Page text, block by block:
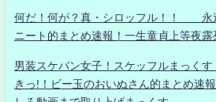
何だ！何が？真・シロッフル！！ 永
ニート的まとめ速報！一生童貞上等夜露
男装スケバン女子！スケッフルまっくす
きっ!！ビー玉のおいぬさん的まとめ速